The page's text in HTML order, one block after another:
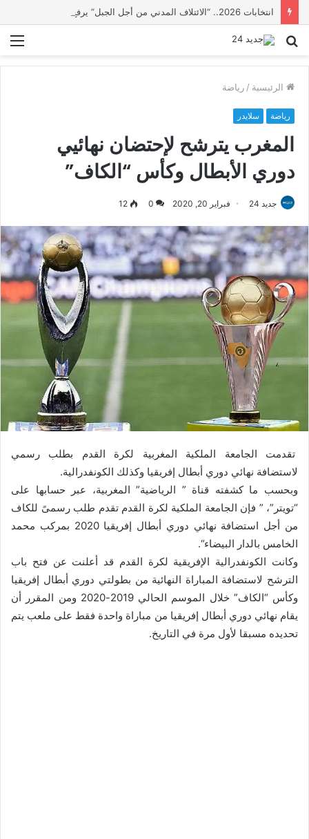
بحث
الرئيسية / رياضة
رياضة سلايدر
المغرب يترشح لإحتضان نھائیي
دوري الأبطال وكأس “الكاف”
جديد 24 فبراير 20, 2020 0
12
تقدمت الجامعة الملكیة المغربیة لكرة القدم بطلب رسمي
لاستضافة نھائي دوري أبطال إفريقیا وكذلك الكونفدرالیة.
وبحسب ما كشفته قناة ” الرياضیة” المغربیة، عبر حسابھا على
“تويتر”، ” فإن الجامعة الملكیة لكرة القدم تقدم طلب رسمیً للكاف
من أجل استضافة نھائي دوري أبطال إفريقیا 2020 بمركب محمد
الخامس بالدار البیضاء“.
وكانت الكونفدرالیة الإفريقیة لكرة القدم قد أعلنت عن فتح باب
الترشح لاستضافة المباراة النھائیة من بطولتي دوري أبطال إفريقیا
وكأس “الكاف” خلال الموسم الحالي 2019-2020 ومن المقرر أن
يقام نھائي دوري أبطال إفريقیا من مباراة واحدة فقط على ملعب يتم
تحديده مسبقا لأول مرة في التاريخ.